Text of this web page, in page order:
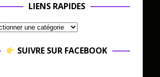
LIENS RAPIDES
SUIVRE SUR FACEBOOK